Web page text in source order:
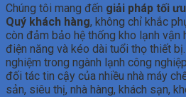
Chúng tôi mang đến giải pháp tối
Quý khách hàng, không chỉ khắc
còn đảm bảo hệ thống kho lạnh vận
điện năng và kéo dài tuổi thọ thiết
nghiệm trong ngành lạnh công
đối tác tin cậy của nhiều nhà máy
sản, siêu thị, nhà hàng, khách sạn,